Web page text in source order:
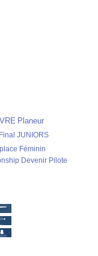
Planeur
Final JUNIORS
Féminin
Devenir Pilote